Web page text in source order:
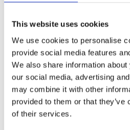
This website uses cookies
We use cookies to personalise
provide social media features
We also share information
our social media, advertising
may combine it with other
provided to them or that
of their services.
Noir Edge
49kr–
Velg